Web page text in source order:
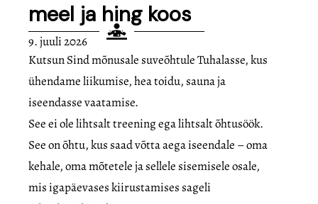
meel ja hing koos
9. juuli 2026
Kutsun Sind mõnusale suveõhtule Tuhalasse, kus
ühendame liikumise, hea toidu, sauna ja
iseendasse vaatamise.
See ei ole lihtsalt treening ega lihtsalt õhtusöök.
See on õhtu, kus saad võtta aega iseendale – oma
kehale, oma mõtetele ja sellele sisemisele osale,
mis igapäevases kiirustamises sageli